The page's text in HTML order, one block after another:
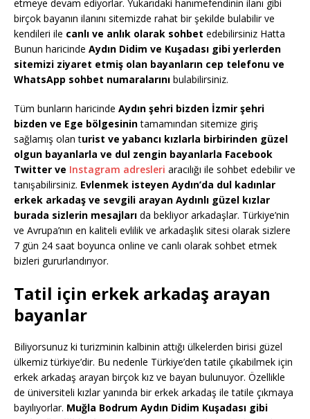
etmeye devam ediyorlar. Yukarıdaki hanımefendinin ilanı gibi
birçok bayanın ilanını sitemizde rahat bir şekilde bulabilir ve
kendileri ile canlı ve anlık olarak sohbet edebilirsiniz Hatta
Bunun haricinde Aydın Didim ve Kuşadası gibi yerlerden
sitemizi ziyaret etmiş olan bayanların cep telefonu ve
WhatsApp sohbet numaralarını bulabilirsiniz.
Tüm bunların haricinde Aydın şehri bizden İzmir şehri
bizden ve Ege bölgesinintamamından sitemize giriş
sağlamış olan turist ve yabancı kızlarla birbirinden güzel
olgun bayanlarla ve dul zengin bayanlarla Facebook
Twitter ve Instagram adresleri aracılığı ile sohbet edebilir ve
tanışabilirsiniz. Evlenmek isteyen Aydın’da dul kadınlar
erkek arkadaş ve sevgili arayan Aydınlı güzel kızlar
burada sizlerin mesajları da bekliyor arkadaşlar. Türkiye’nin
ve Avrupa’nın en kaliteli evlilik ve arkadaşlık sitesi olarak sizlere
7 gün 24 saat boyunca online ve canlı olarak sohbet etmek
bizleri gururlandırıyor.
Tatil için erkek arkadaş arayan
bayanlar
Biliyorsunuz ki turizminin kalbinin attığı ülkelerden birisi güzel
ülkemiz türkiye’dir. Bu nedenle Türkiye’den tatile çıkabilmek için
erkek arkadaş arayan birçok kız ve bayan bulunuyor. Özellikle
de üniversiteli kızlar yanında bir erkek arkadaş ile tatile çıkmaya
bayılıyorlar. Muğla Bodrum Aydın Didim Kuşadası gibi